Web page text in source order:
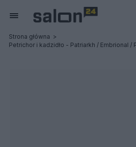
Strona główna